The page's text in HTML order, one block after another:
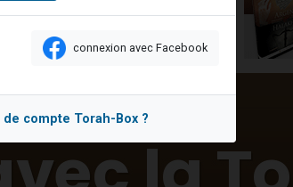
: pauvres d'Israel
: Le Chabbath et le Birkat Hamazone à travers le temps
connexion avec Facebook
compte Torah-Box ?